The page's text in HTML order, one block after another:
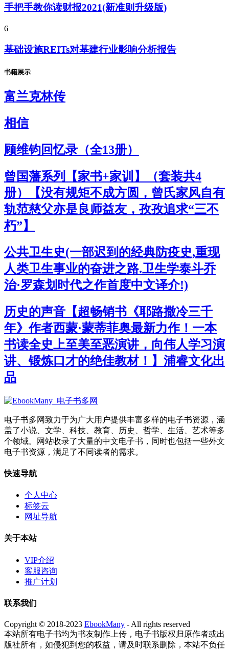
手把手教你读财报2021(新准则升级版)
6
基础设施REITs对基建行业影响分析报告
书籍展示
富兰克林传
相信
顾维钧回忆录（全13册）
曾国藩系列【家书+家训】（套装共4
册）【没有规矩不成方圆，曾氏家风自有
轨范慈父亦是良师益友，孜孜追求“三不
朽”】
公共卫生史(一部迟到的经典防疫史,重现
人类卫生事业的奋进之路.卫生学泰斗乔
治·罗森划时代之作首度中文译介!)
历史的声音【超畅销书《耶路撒冷三千
年》作者西蒙·蒙蒂菲奥最新力作！一本
书读全史上至美至恶演讲，向伟人学习演
讲、锻炼口才的绝佳教材！】浦睿文化出
品
电子书多网致力于为广大用户提供丰富多样的电子书资源，涵
盖了小说、文学、科技、教育、历史、哲学、生活、艺术等多
个领域。网站收录了大量的中文电子书，同时也包括一些外文
电子书资源，满足了不同读者的需求。
快速导航
个人中心
标签云
网址导航
关于本站
VIP介绍
客服咨询
推广计划
联系我们
Copyright © 2018-2023 EbookMany - All rights reserved
本站所有电子书均为书友制作上传，电子书版权归原作者或出
版社所有，如侵犯到您的权益，请及时联系删除，本站不负任